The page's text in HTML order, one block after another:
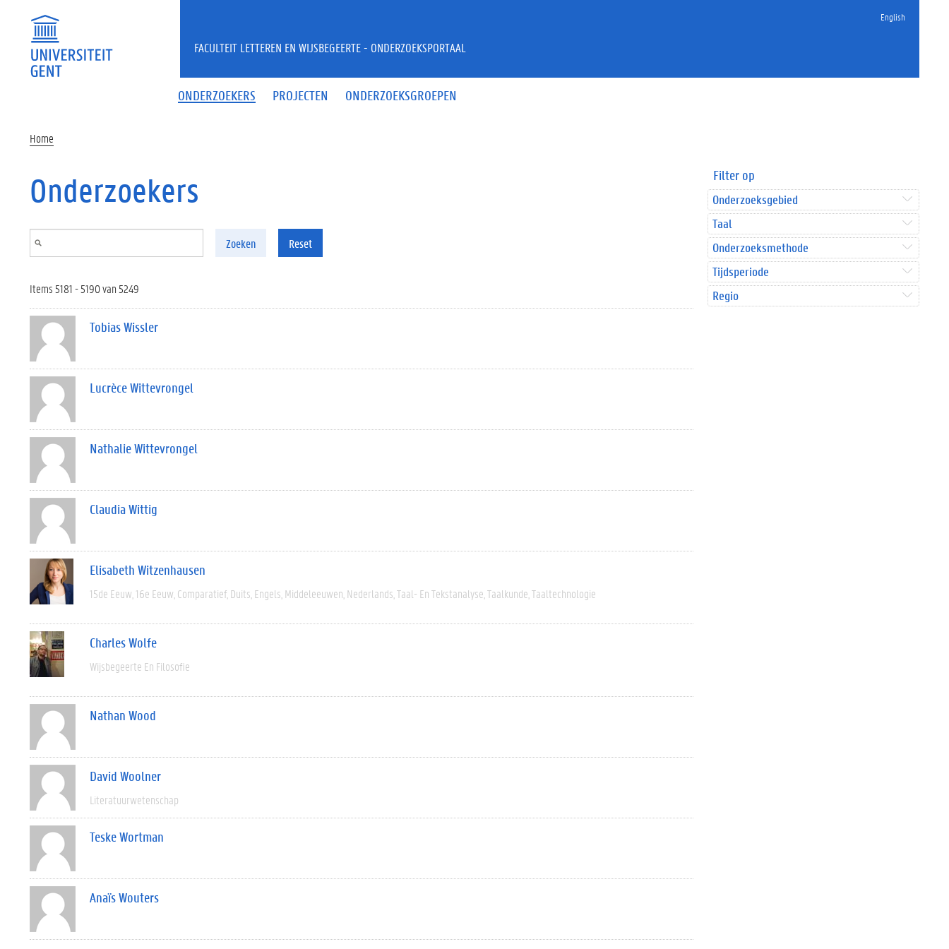
English
ONDERZOEKERS PROJECTEN ONDERZOEKSGROEPEN
FACULTEIT LETTEREN EN WIJSBEGEERTE - ONDERZOEKSPORTAAL
Home
Onderzoekers
Zoeken Reset
Items 5181 - 5190 van 5249
Tobias Wissler
Lucrèce Wittevrongel
Nathalie Wittevrongel
Claudia Wittig
Elisabeth Witzenhausen
15de Eeuw 16e Eeuw Comparatief Duits Engels Middeleeuwen Nederlands Taal- En Tekstanalyse Taalkunde Taaltechnologie
Charles Wolfe
Wijsbegeerte En Filosofie
Nathan Wood
David Woolner
Literatuurwetenschap
Teske Wortman
Anaïs Wouters
Filter op
Onderzoeksgebied
Taal
Onderzoeksmethode
Tijdsperiode
Regio